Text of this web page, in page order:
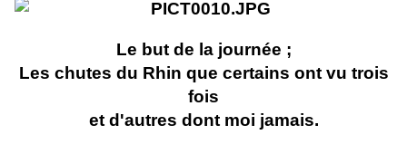
Le but de la journée ;
Les chutes du Rhin que certains ont vu trois
fois
et d'autres dont moi jamais.